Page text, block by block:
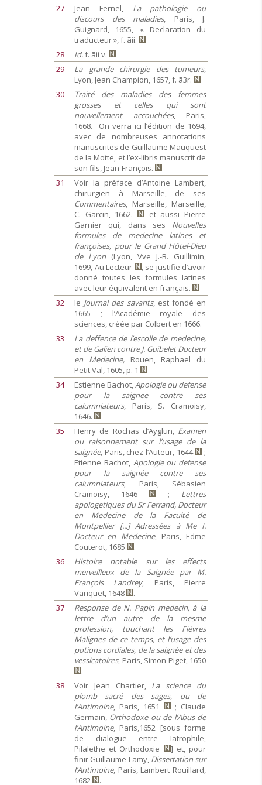
27
Jean Fernel, La pathologie ou
discours des maladies, Paris, J.
Guignard, 1655, « Declaration du
traducteur », f. ãii.
28
Id.f. ãii v.
29
La grande chirurgie des tumeurs,
Lyon, Jean Champion, 1657, f. ã3r.
30
Traité des maladies des femmes
grosses et celles qui sont
nouvellement accouchées, Paris,
1668. On verra ici l’édition de 1694,
avec de nombreuses annotations
manuscrites de Guillaume Mauquest
de la Motte, et l’ex-libris manuscrit de
son fils, Jean-François.
31
Voir la préface d’Antoine Lambert,
chirurgien à Marseille, de ses
Commentaires, Marseille, Marseille,
C. Garcin, 1662.
et aussi Pierre
Garnier qui, dans ses Nouvelles
formules de medecine latines et
françoises, pour le Grand Hôtel-Dieu
de Lyon (Lyon, Vve J.-B. Guillimin,
1699, Au Lecteur
, se justifie d’avoir
donné toutes les formules latines
avec leur équivalent en français.
32
le Journal des savants, est fondé en
1665 ; l’Académie royale des
sciences, créée par Colbert en 1666.
33
La deffence de l’escolle de medecine,
et de Galien contre J. Guibelet Docteur
en Medecine, Rouen, Raphael du
Petit Val, 1605, p. 1
34
Estienne Bachot,Apologie ou defense
pour la saignee contre ses
calumniateurs, Paris, S. Cramoisy,
1646.
35
Henry de Rochas d’Ayglun, Examen
ou raisonnement sur l’usage de la
saignée, Paris, chez l’Auteur, 1644
;
Etienne Bachot, Apologie ou defense
pour la saignée contre ses
calumniateurs, Paris, Sébasien
Cramoisy, 1646
; Lettres
apologetiques du Sr Ferrand, Docteur
en Medecine de la Faculté de
Montpellier [...] Adressées à Me I.
Docteur en Medecine, Paris, Edme
Couterot, 1685
.
36
Histoire notable sur les effects
merveilleux de la Saignée par M.
François Landrey, Paris, Pierre
Variquet, 1648
.
37
Response de N. Papin medecin, à la
lettre d’un autre de la mesme
profession, touchant les Fièvres
Malignes de ce temps, et l’usage des
potions cordiales, de la saignée et des
vessicatoires, Paris, Simon Piget, 1650
.
38
Voir Jean Chartier, La science du
plomb sacré des sages, ou de
l’Antimoine, Paris, 1651
; Claude
Germain, Orthodoxe ou de l’Abus de
l’Antimoine, Paris,1652 [sous forme
de dialogue entre Iatrophile,
Pilalethe et Orthodoxie
] et, pour
finir Guillaume Lamy, Dissertation sur
l’Antimoine, Paris, Lambert Rouillard,
1682
.